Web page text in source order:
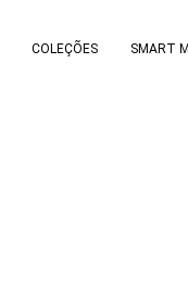
COLEÇÕES SMART